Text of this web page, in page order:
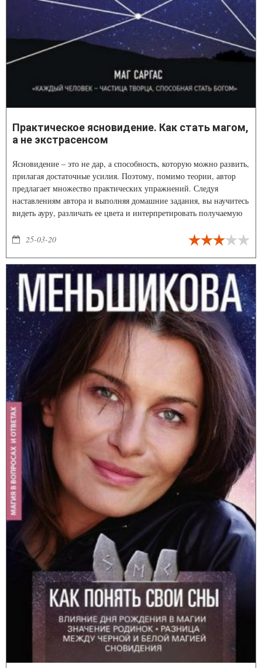
Практическое ясновидение. Как стать магом,
а не экстрасенсом
Ясновидение – это не дар, а способность, которую можно развить,
прилагая достаточные усилия. Поэтому, помимо теории, автор
предлагает множество практических упражнений. Следуя
наставлениям автора и выполняя домашние задания, вы научитесь
видеть ауру, различать ее цвета и интерпретировать получаемую
влияние, защищаться от него и исправлять последствия
25-03-20